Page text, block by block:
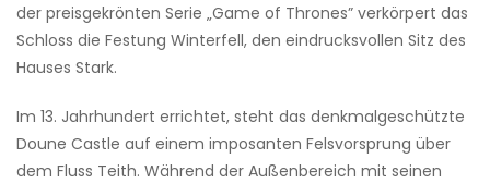
der preisgekrönten Serie „Game of Thrones” verkörpert das
Schloss die Festung Winterfell, den eindrucksvollen Sitz des
Hauses Stark.
Im 13. Jahrhundert errichtet, steht das denkmalgeschützte
Doune Castle auf einem imposanten Felsvorsprung über
dem Fluss Teith. Während der Außenbereich mit seinen